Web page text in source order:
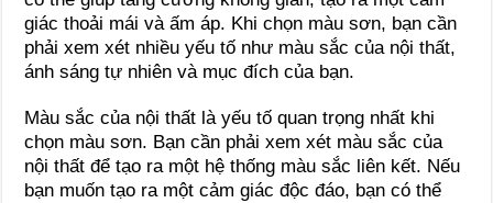
giác thoải mái và ấm áp. Khi chọn màu sơn, bạn cần
phải xem xét nhiều yếu tố như màu sắc của nội thất,
ánh sáng tự nhiên và mục đích của bạn.
Màu sắc của nội thất là yếu tố quan trọng nhất khi
chọn màu sơn. Bạn cần phải xem xét màu sắc của
nội thất để tạo ra một hệ thống màu sắc liên kết. Nếu
bạn muốn tạo ra một cảm giác độc đáo, bạn có thể